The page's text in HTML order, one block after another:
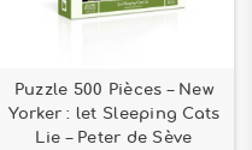
Puzzle 500 Pièces – New
Yorker : let Sleeping Cats
Lie – Peter de Sève